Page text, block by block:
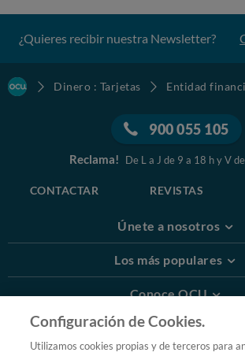
¿Quieres recibir nuestra Newsletter?
Dinero : Tarjetas Entidad
900 055 105
Reclama! De L a J de 9 a 18 h y V
CONTACTAR REVISTAS
Únete a nosotros
Los más populares
Conoce OCU
Más Información
Configuración de Cookies.
Utilizamos cookies propias y de terceros para